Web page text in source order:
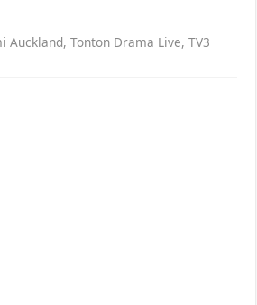
Auckland,Tonton Drama Live,TV3